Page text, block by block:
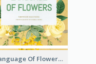
Language Of Flowers Book Cover